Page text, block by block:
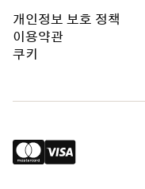
개인정보 보호 정책
이용약관
쿠키